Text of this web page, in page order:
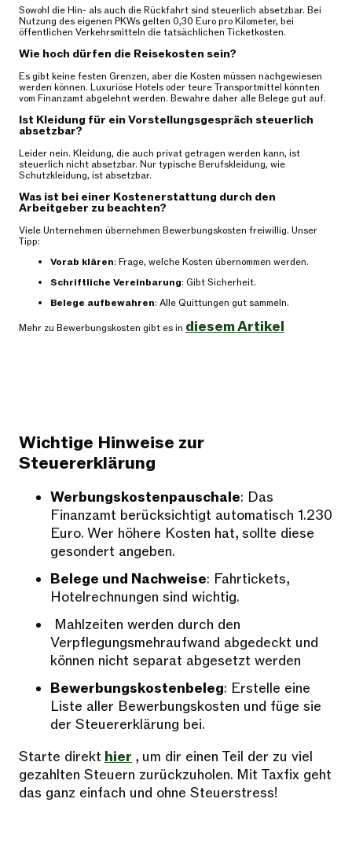
Sowohl die Hin- als auch die Rückfahrt sind steuerlich absetzbar. Bei
Nutzung des eigenen PKWs gelten 0,30 Euro pro Kilometer, bei
öffentlichen Verkehrsmitteln die tatsächlichen Ticketkosten.
Wie hoch dürfen die Reisekosten sein?
Es gibt keine festen Grenzen, aber die Kosten müssen nachgewiesen
werden können. Luxuriöse Hotels oder teure Transportmittel könnten
vom Finanzamt abgelehnt werden. Bewahre daher alle Belege gut auf.
Ist Kleidung für ein Vorstellungsgespräch steuerlich
absetzbar?
Leider nein. Kleidung, die auch privat getragen werden kann, ist
steuerlich nicht absetzbar. Nur typische Berufskleidung, wie
Schutzkleidung, ist absetzbar.
Was ist bei einer Kostenerstattung durch den
Arbeitgeber zu beachten?
Viele Unternehmen übernehmen Bewerbungskosten freiwillig. Unser
Tipp:
Vorab klären: Frage, welche Kosten übernommen werden.
Schriftliche Vereinbarung: Gibt Sicherheit.
Belege aufbewahren: Alle Quittungen gut sammeln.
Mehr zu Bewerbungskosten gibt es in diesem Artikel
Wichtige Hinweise zur
Steuererklärung
Werbungskostenpauschale: Das
Finanzamt berücksichtigt automatisch 1.230
Euro. Wer höhere Kosten hat, sollte diese
gesondert angeben.
Belege und Nachweise: Fahrtickets,
Hotelrechnungen sind wichtig.
Mahlzeiten werden durch den
Verpflegungsmehraufwand abgedeckt und
können nicht separat abgesetzt werden
Bewerbungskostenbeleg: Erstelle eine
Liste aller Bewerbungskosten und füge sie
der Steuererklärung bei.
Starte direkt hier , um dir einen Teil der zu viel
gezahlten Steuern zurückzuholen. Mit Taxfix geht
das ganz einfach und ohne Steuerstress!